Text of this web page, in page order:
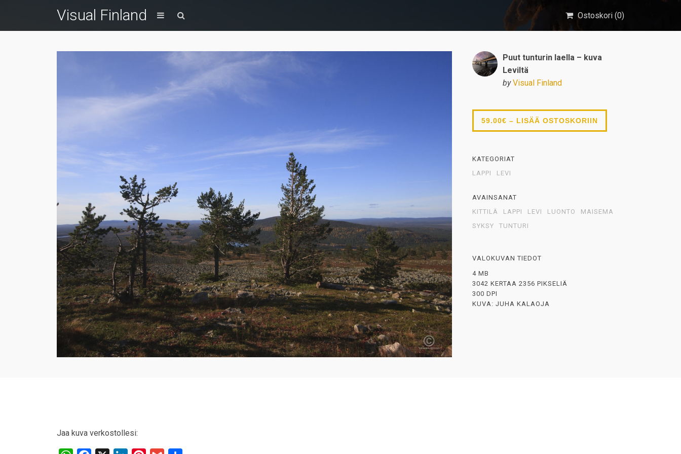
Visual Finland Ostoskori (0)
Puut tunturin laella – kuva
Leviltä
by Visual Finland
59.00€ – LISÄÄ OSTOSKORIIN
KATEGORIAT
LAPPI
LEVI
AVAINSANAT
KITTILÄ
LAPPI LEVI LUONTO
MAISEMA
SYKSY
TUNTURI
VALOKUVAN TIEDOT
4 MB
3042 KERTAA 2356 PIKSELIÄ
300 DPI
KUVA: JUHA KALAOJA
Jaa kuva verkostollesi: